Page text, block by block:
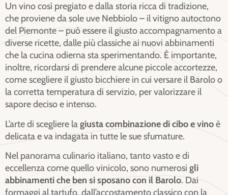
Un vino così pregiato e dalla storia ricca di tradizione,
che proviene da sole uve Nebbiolo – il vitigno autoctono
del Piemonte – può essere il giusto accompagnamento a
diverse ricette, dalle più classiche ai nuovi abbinamenti
che la cucina odierna sta sperimentando. È importante,
inoltre, ricordarsi di prendere alcune piccole accortezze,
come scegliere il giusto bicchiere in cui versare il Barolo o
la corretta temperatura di servizio, per valorizzare il
sapore deciso e intenso.
L’arte di scegliere lagiusta combinazione di cibo e vinoè
delicata e va indagata in tutte le sue sfumature.
Nel panorama culinario italiano, tanto vasto e di
eccellenza come quello vinicolo, sono numerosi gli
abbinamenti che ben si sposano con il Barolo. Dai
formaggi al tartufo, dall’accostamento classico con la